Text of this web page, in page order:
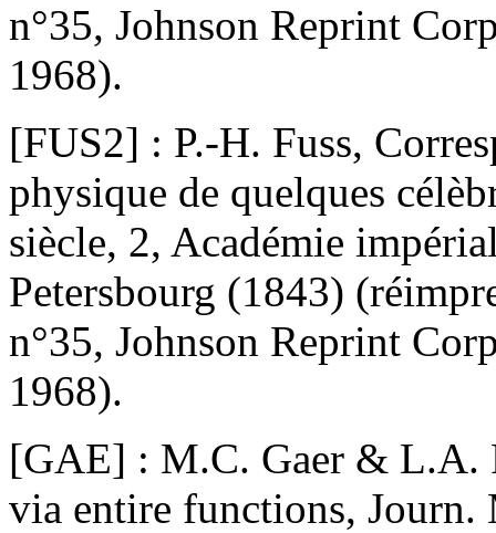
n°35, Johnson Reprint
1968).
[FUS2] : P.-H. Fuss,
physique de quelques
siècle, 2, Académie
Petersbourg (1843)
n°35, Johnson Reprint
1968).
[GAE] : M.C. Gaer & L.A.
via entire functions,